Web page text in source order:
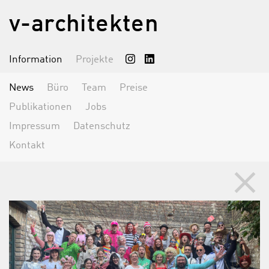
v-architekten
Information Projekte
News Büro Team
Preise
Publikationen
Jobs
Impressum
Datenschutz
Kontakt
clear